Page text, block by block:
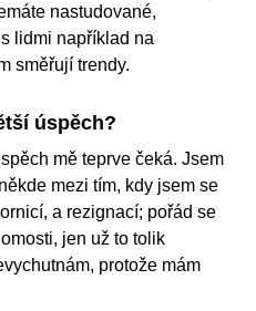
nastudované,
lidmi například na
směřují trendy.
úspěch?
mě teprve čeká. Jsem
mezi tím, kdy jsem se
a rezignací; pořád se
jen už to tolik
protože mám